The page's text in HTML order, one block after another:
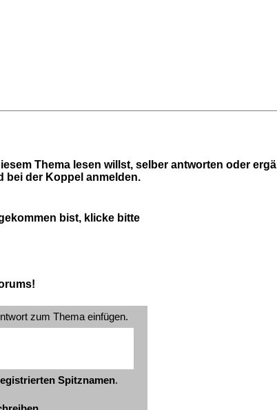
Thema lesen willst, selber antworten oder
bei der Koppel anmelden.
bist, klicke bitte
zum Thema einfügen.
Spitznamen.